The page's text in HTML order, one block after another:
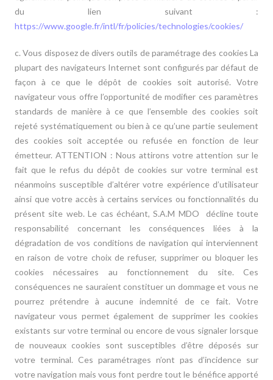
du lien suivant :
https://www.google.fr/intl/fr/policies/technologies/cookies/
c. Vous disposez de divers outils de paramétrage des cookies La
plupart des navigateurs Internet sont configurés par défaut de
façon à ce que le dépôt de cookies soit autorisé. Votre
navigateur vous offre l’opportunité de modifier ces paramètres
standards de manière à ce que l’ensemble des cookies soit
rejeté systématiquement ou bien à ce qu’une partie seulement
des cookies soit acceptée ou refusée en fonction de leur
émetteur. ATTENTION : Nous attirons votre attention sur le
fait que le refus du dépôt de cookies sur votre terminal est
néanmoins susceptible d’altérer votre expérience d’utilisateur
ainsi que votre accès à certains services ou fonctionnalités du
présent site web. Le cas échéant, S.A.M MDO décline toute
responsabilité concernant les conséquences liées à la
dégradation de vos conditions de navigation qui interviennent
en raison de votre choix de refuser, supprimer ou bloquer les
cookies nécessaires au fonctionnement du site. Ces
conséquences ne sauraient constituer un dommage et vous ne
pourrez prétendre à aucune indemnité de ce fait. Votre
navigateur vous permet également de supprimer les cookies
existants sur votre terminal ou encore de vous signaler lorsque
de nouveaux cookies sont susceptibles d’être déposés sur
votre terminal. Ces paramétrages n’ont pas d’incidence sur
votre navigation mais vous font perdre tout le bénéfice apporté